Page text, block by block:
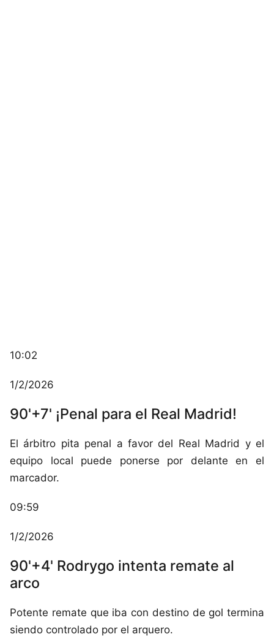
10:02
1/2/2026
90'+7' ¡Penal para el Real Madrid!
El árbitro pita penal a favor del Real Madrid y el
equipo local puede ponerse por delante en el
marcador.
09:59
1/2/2026
90'+4' Rodrygo intenta remate al
arco
Potente remate que iba con destino de gol termina
siendo controlado por el arquero.